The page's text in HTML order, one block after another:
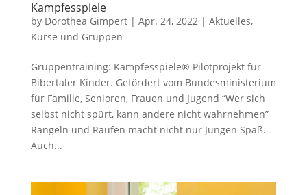
Kampfesspiele
by Dorothea Gimpert| Apr. 24, 2022| Aktuelles,
Kurse und Gruppen
Gruppentraining: Kampfesspiele® Pilotprojekt für
Bibertaler Kinder. Gefördert vom Bundesministerium
für Familie, Senioren, Frauen und Jugend “Wer sich
selbst nicht spürt, kann andere nicht wahrnehmen”
Rangeln und Raufen macht nicht nur Jungen Spaß.
Auch...